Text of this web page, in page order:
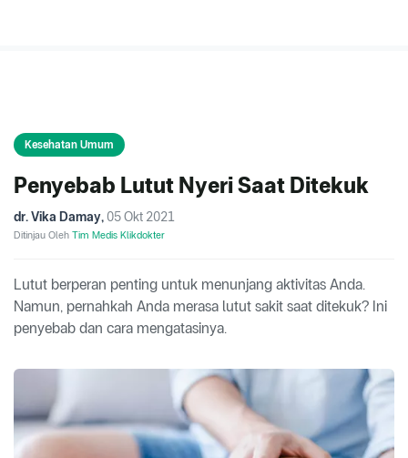
Kesehatan Umum
Penyebab Lutut Nyeri Saat Ditekuk
dr. Vika Damay, 05 Okt 2021
Ditinjau Oleh Tim Medis Klikdokter
Lutut berperan penting untuk menunjang aktivitas Anda.
Namun, pernahkah Anda merasa lutut sakit saat ditekuk? Ini
penyebab dan cara mengatasinya.